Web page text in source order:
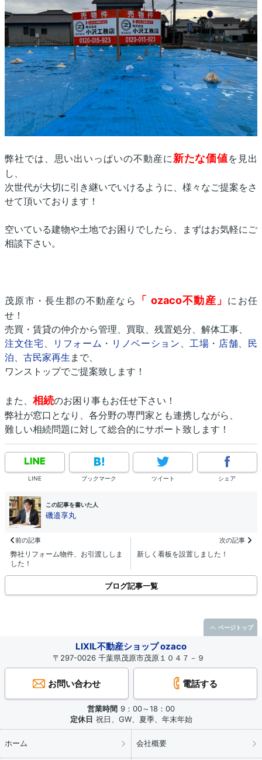
弊社では、思い出いっぱいの不動産に 新たな価値を見出
し、
次世代が大切に引き継いでいけるように、様々なご提案をさ
せて頂いております！
空いている建物や土地でお困りでしたら、
まずはお気軽にご
相談下さい。
茂原市・長生郡の不動産なら 「 ozaco不動産」 にお任
せ！
売買・賃貸の仲介から管理、買取、残置処分、解体工事、
注文住宅
リフォーム・リノベーション 工場・店舗
民
泊
古民家再生 まで、
ワンストップでご提案致します！
また、 相続のお困り事もお任せ下さい！
弊社が窓口となり、各分野の専門家とも連携しながら、
難しい相続問題に対して総合的にサポート致します！
LINE ブックマーク ツイート シェア
この記事を書いた人
磯邉享丸
前の記事
弊社リフォーム物件、お引渡ししま
した！
次の記事
新しく看板を設置しました！
ブログ記事一覧
LIXIL不動産ショップ ozaco
〒297-0026 千葉県茂原市茂原１０４７－９
お問い合わせ 電話する
営業時間 9：00～18：00
定休日 祝日、GW、夏季、年末年始
ホーム 会社概要
ページトップ